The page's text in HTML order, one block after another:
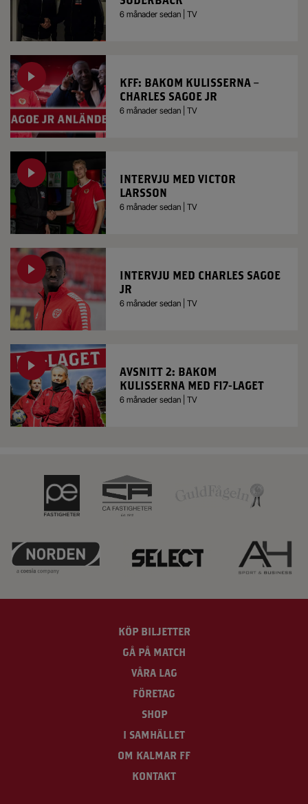
6 månader sedan | TV
KFF: BAKOM KULISSERNA –
CHARLES SAGOE JR
6 månader sedan | TV
INTERVJU MED VICTOR
LARSSON
6 månader sedan | TV
INTERVJU MED CHARLES SAGOE
JR
6 månader sedan | TV
AVSNITT 2: BAKOM
KULISSERNA MED F17-LAGET
6 månader sedan | TV
KÖP BILJETTER
GÅ PÅ MATCH
VÅRA LAG
FÖRETAG
SHOP
I SAMHÄLLET
OM KALMAR FF
KONTAKT